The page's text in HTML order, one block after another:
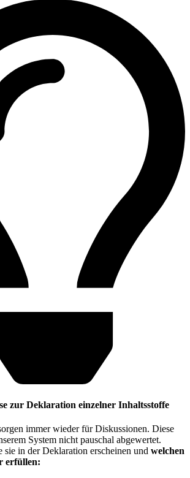
zur Deklaration einzelner Inhaltsstoffe
immer wieder für Diskussionen. Diese
System nicht pauschal abgewertet.
sie in der Deklaration erscheinen und welchen
erfüllen: